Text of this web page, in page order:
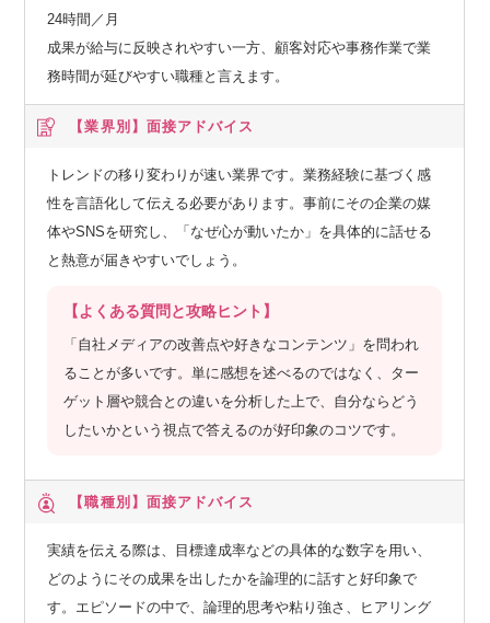
24時間／月
成果が給与に反映されやすい一方、顧客対応や事務作業で業
務時間が延びやすい職種と言えます。
【業界別】 面接アドバイス
トレンドの移り変わりが速い業界です。業務経験に基づく感
性を言語化して伝える必要があります。事前にその企業の媒
体やSNSを研究し、「なぜ心が動いたか」を具体的に話せる
と熱意が届きやすいでしょう。
【よくある質問と攻略ヒント】
「自社メディアの改善点や好きなコンテンツ」を問われ
ることが多いです。単に感想を述べるのではなく、ター
ゲット層や競合との違いを分析した上で、自分ならどう
したいかという視点で答えるのが好印象のコツです。
【職種別】 面接アドバイス
実績を伝える際は、目標達成率などの具体的な数字を用い、
どのようにその成果を出したかを論理的に話すと好印象で
す。エピソードの中で、論理的思考や粘り強さ、ヒアリング